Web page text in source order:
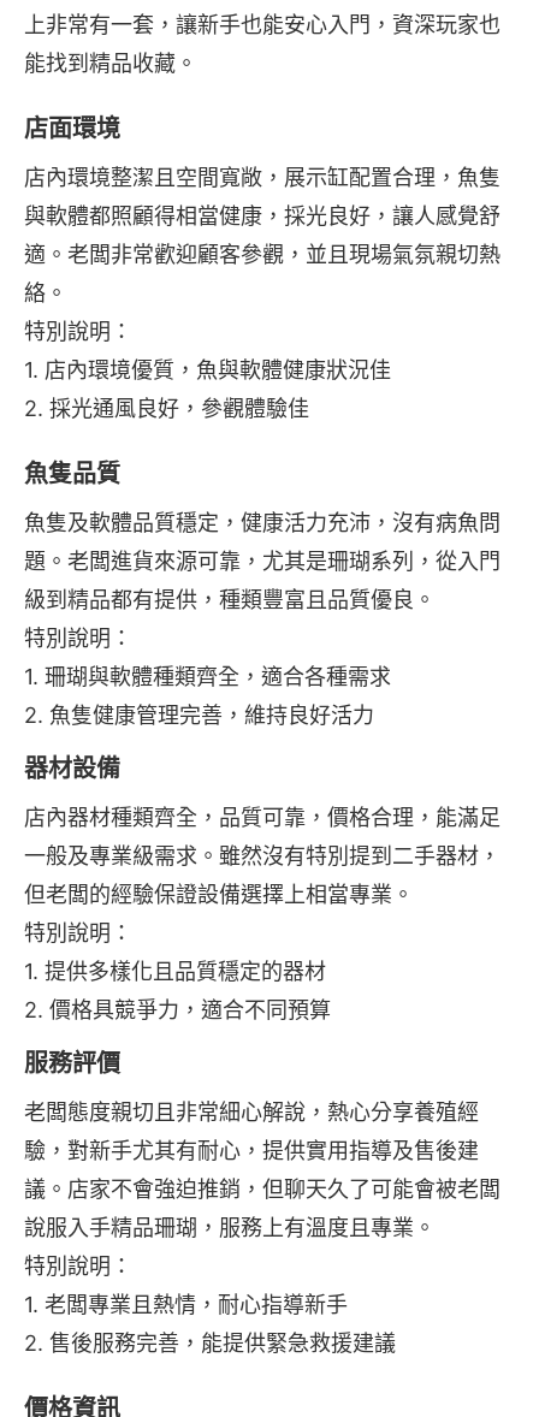
上非常有一套，讓新手也能安心入門，資深玩家也
能找到精品收藏。
店面環境
店內環境整潔且空間寬敞，展示缸配置合理，魚隻
與軟體都照顧得相當健康，採光良好，讓人感覺舒
適。老闆非常歡迎顧客參觀，並且現場氣氛親切熱
絡。
特別說明：
1. 店內環境優質，魚與軟體健康狀況佳
2. 採光通風良好，參觀體驗佳
魚隻品質
魚隻及軟體品質穩定，健康活力充沛，沒有病魚問
題。老闆進貨來源可靠，尤其是珊瑚系列，從入門
級到精品都有提供，種類豐富且品質優良。
特別說明：
1. 珊瑚與軟體種類齊全，適合各種需求
2. 魚隻健康管理完善，維持良好活力
器材設備
店內器材種類齊全，品質可靠，價格合理，能滿足
一般及專業級需求。雖然沒有特別提到二手器材，
但老闆的經驗保證設備選擇上相當專業。
特別說明：
1. 提供多樣化且品質穩定的器材
2. 價格具競爭力，適合不同預算
服務評價
老闆態度親切且非常細心解說，熱心分享養殖經
驗，對新手尤其有耐心，提供實用指導及售後建
議。店家不會強迫推銷，但聊天久了可能會被老闆
說服入手精品珊瑚，服務上有溫度且專業。
特別說明：
1. 老闆專業且熱情，耐心指導新手
2. 售後服務完善，能提供緊急救援建議
價格資訊